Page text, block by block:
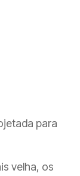
para
velha, os